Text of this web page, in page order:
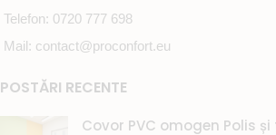
Telefon: 0720 777 698
Mail: contact@proconfort.eu
POSTĂRI RECENTE
Covor PVC omogen Polis